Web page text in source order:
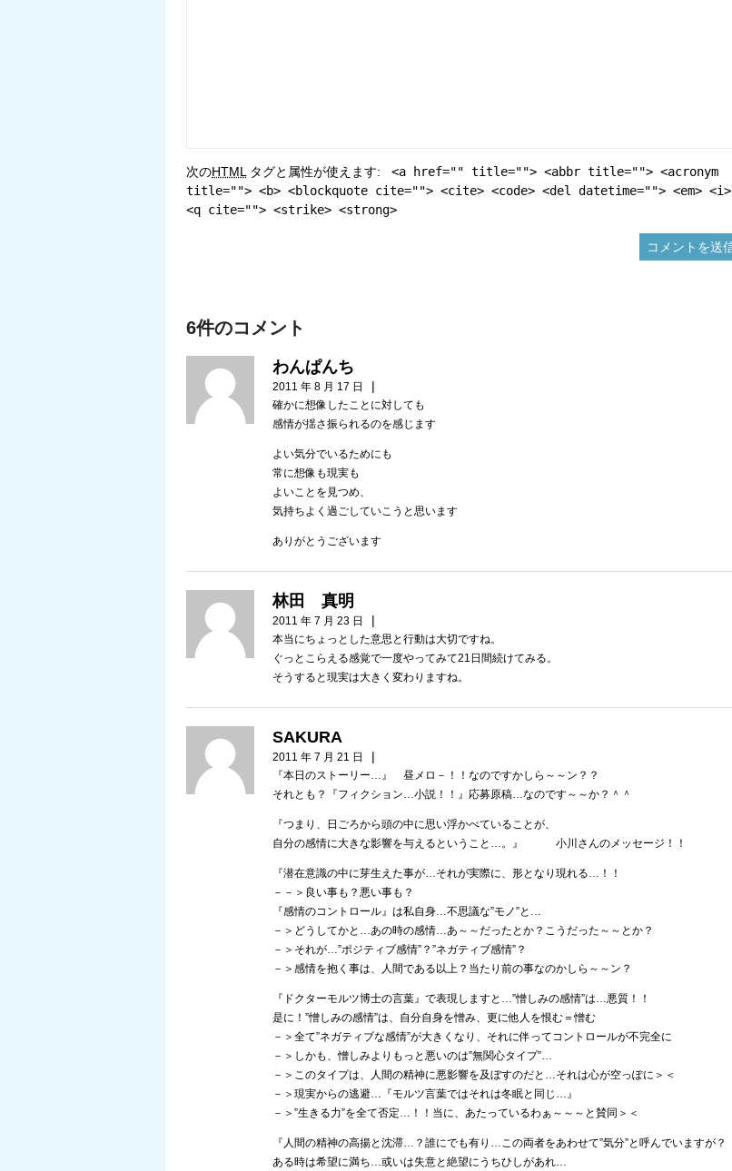
次のHTML タグと属性が使えます:
<a href="" title=""> <abbr title=""> <acronym
title=""> <b> <blockquote cite=""> <cite> <code> <del datetime=""> <em> <i>
<q cite=""> <strike> <strong>
6件のコメント
わんぱんち
2011 年 8 月 17 日 |
確かに想像したことに対しても
感情が揺さ振られるのを感じます
よい気分でいるためにも
常に想像も現実も
よいことを見つめ、
気持ちよく過ごしていこうと思います
ありがとうございます
林田 真明
2011 年 7 月 23 日 |
本当にちょっとした意思と行動は大切ですね。
ぐっとこらえる感覚で一度やってみて21日間続けてみる。
そうすると現実は大きく変わりますね。
SAKURA
2011 年 7 月 21 日 |
『本日のストーリー…』 昼メロ－！！なのですかしら～～ン？？
それとも？『フィクション…小説！！』応募原稿…なのです～～か？＾＾
『つまり、日ごろから頭の中に思い浮かべていることが、
自分の感情に大きな影響を与えるということ…。』 小川さんのメッセージ！！
『潜在意識の中に芽生えた事が…それが実際に、形となり現れる…！！
－－＞良い事も？悪い事も？
『感情のコントロール』は私自身…不思議な”モノ”と…
－＞どうしてかと…あの時の感情…あ～～だったとか？こうだった～～とか？
－＞それが…”ポジティブ感情”？”ネガティブ感情”？
－＞感情を抱く事は、人間である以上？当たり前の事なのかしら～～ン？
『ドクターモルツ博士の言葉』で表現しますと…”憎しみの感情”は…悪質！！
是に！”憎しみの感情”は、自分自身を憎み、更に他人を恨む＝憎む
－＞全て”ネガティブな感情”が大きくなり、それに伴ってコントロールが不完全に
－＞しかも、憎しみよりもっと悪いのは”無関心タイプ”…
－＞このタイプは、人間の精神に悪影響を及ぼすのだと…それは心が空っぽに＞＜
－＞現実からの逃避…『モルツ言葉ではそれは冬眠と同じ…』
－＞”生きる力”を全て否定…！！当に、あたっているわぁ～～～と賛同＞＜
『人間の精神の高揚と沈滞…？誰にでも有り…この両者をあわせて”気分”と呼んでいますが？
ある時は希望に満ち…或いは失意と絶望にうちひしがあれ…